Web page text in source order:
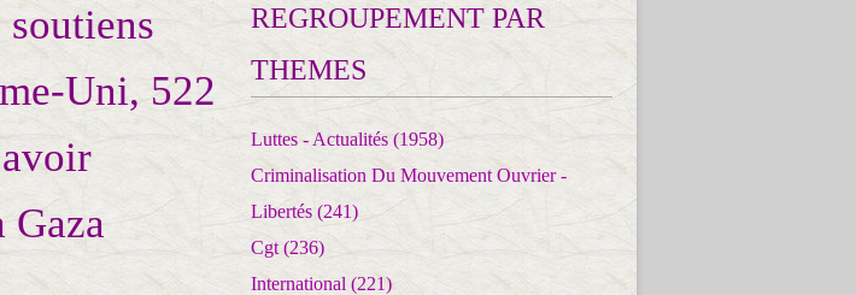
soutiens
Uni, 522
Gaza
REGROUPEMENT PAR
THEMES
Luttes - Actualités (1958)
Criminalisation Du Mouvement Ouvrier -
Libertés (241)
Cgt (236)
International (221)